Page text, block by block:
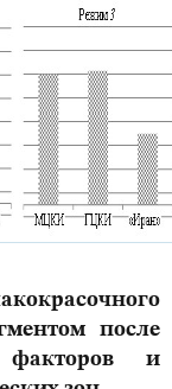
после
факторов и